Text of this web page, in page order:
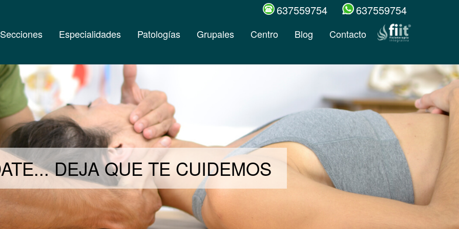
637559754 637559754
Secciones Especialidades Patologías Grupales Centro Blog Contacto
DEJA QUE TE CUIDEMOS